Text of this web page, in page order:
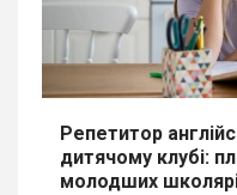
Репетитор
дитячому клубі:
молодших